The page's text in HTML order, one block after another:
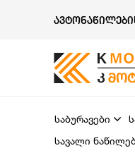
საბურავები
სავალი